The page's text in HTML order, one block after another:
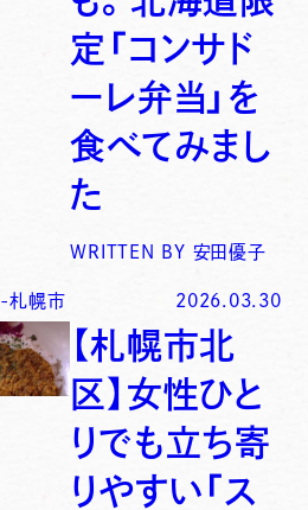
定「コンサド
ーレ弁当」を
食べてみまし
た
WRITTEN BY 安田優子
-札幌市 2026.03.30
【札幌市北
区】女性ひと
りでも立ち寄
りやすい「ス